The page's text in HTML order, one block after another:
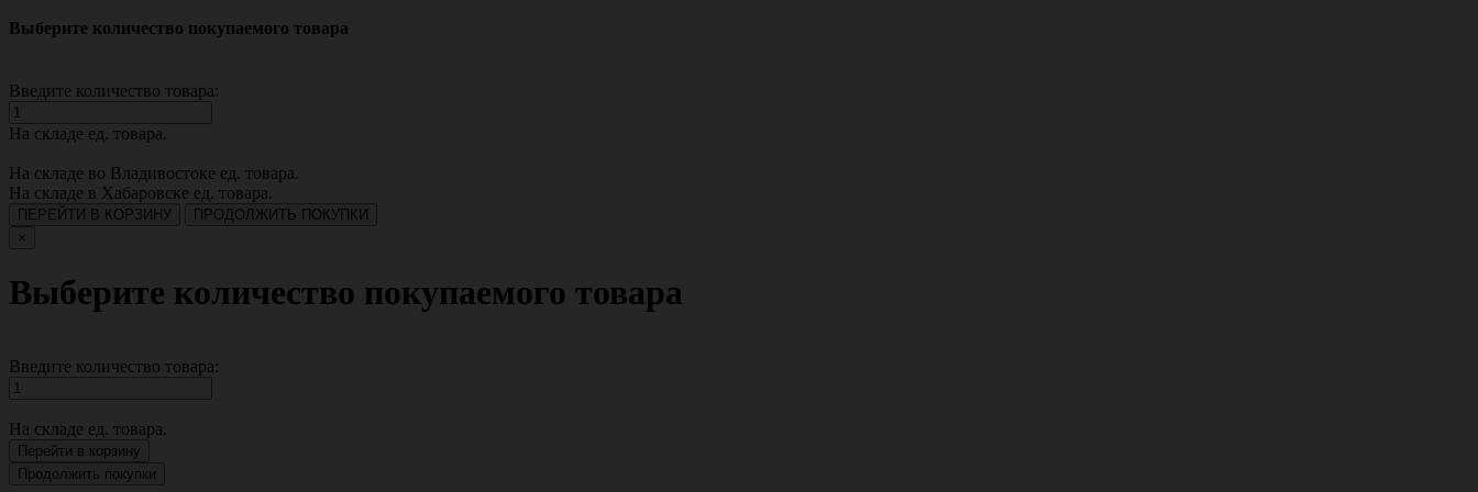
Выберите количество покупаемого товара
Введите количество товара:
На складе ед. товара.
На складе во Владивостоке ед. товара.
На складе в Хабаровске ед. товара.
ПЕРЕЙТИ В КОРЗИНУ
ПРОДОЛЖИТЬ ПОКУПКИ
×
Выберите количество покупаемого товара
Введите количество товара:
На складе ед. товара.
Перейти в корзину
Продолжить покупки